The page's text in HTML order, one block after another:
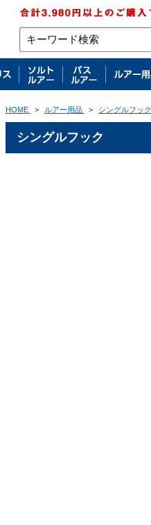
HOME > ルアー用品 > シングルフック
シングルフック